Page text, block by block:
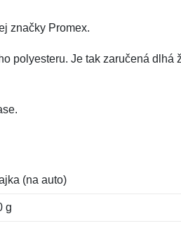
značky Promex.
polyesteru. Je tak zaručená
(na auto)
g